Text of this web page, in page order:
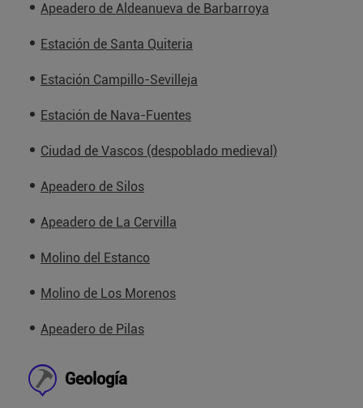
Apeadero de Aldeanueva de Barbarroya
Estación de Santa Quiteria
Estación Campillo-Sevilleja
Estación de Nava-Fuentes
Ciudad de Vascos (despoblado medieval)
Apeadero de Silos
Apeadero de La Cervilla
Molino del Estanco
Molino de Los Morenos
Apeadero de Pilas
Geología